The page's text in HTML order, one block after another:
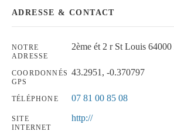
ADRESSE & CONTACT
NOTRE
ADRESSE
2ème ét 2 r St Louis
COORDONNÉS
GPS
43.2951, -0.370797
TÉLÉPHONE 07 81 00 85 08
SITE
INTERNET
http://